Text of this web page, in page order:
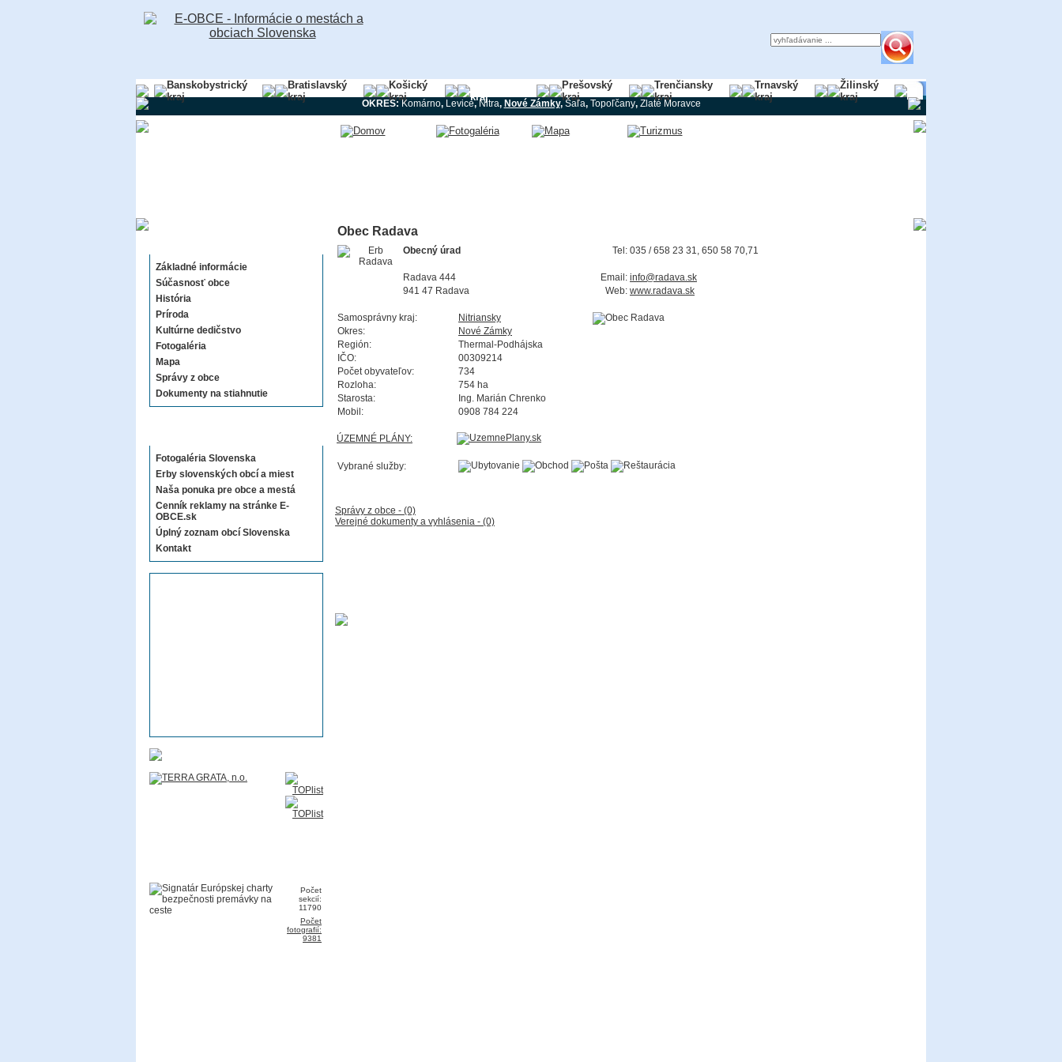
Banskobystrický
kraj
Bratislavský
kraj
Košický
kraj
kraj
Prešovský
kraj
Trenčiansky
kraj
Trnavský
kraj
Žilinský
kraj
OKRES:Komárno, Levice, Nitra, Nové Zámky,Šaľa, Topoľčany, Zlaté Moravce
Základné informácie
Súčasnosť obce
História
Príroda
Kultúrne dedičstvo
Fotogaléria
Mapa
Správy z obce
Dokumenty na stiahnutie
Fotogaléria Slovenska
Erby slovenských obcí a miest
Naša ponuka pre obce a mestá
Cenník reklamy na stránke E-
OBCE.sk
Úplný zoznam obcí Slovenska
Kontakt
Počet
sekcií:
11790
Počet
fotografií:
9381
Obec Radava
Obecný úrad Tel: 035 / 658 23 31, 650 58 70,71
Radava 444 Email: info@radava.sk
941 47 Radava
Web: www.radava.sk
Samosprávny kraj:
Nitriansky
Okres:
Nové Zámky
Región:
Thermal-Podhájska
IČO:
00309214
Počet obyvateľov:
734
Rozloha:
754 ha
Starosta:
Ing. Marián Chrenko
Mobil:
0908 784 224
ÚZEMNÉ PLÁNY:
Vybrané služby:
Správy z obce - (0)
Verejné dokumenty a vyhlásenia - (0)